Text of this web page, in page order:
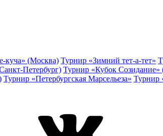
куча» (Москва) Турнир «Зимний тет-а-тет»
Петербург) Турнир «Кубок Созидание»
Турнир «Петербургская Марсельеза» Турнир